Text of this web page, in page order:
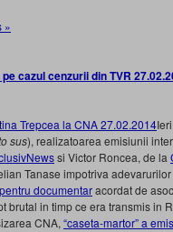
»
sus), realizatoarea emisiunii
si Victor Roncea, de la
Tanase impotriva
documentaracordat de
brutal in timp ce era transmis in
CNA, “caseta-martor” a